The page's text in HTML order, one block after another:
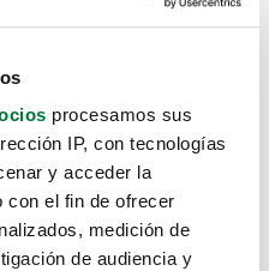
procesamos sus
IP, con tecnologías
y acceder la
con el fin de ofrecer
medición de
de audiencia y
como
aquí.